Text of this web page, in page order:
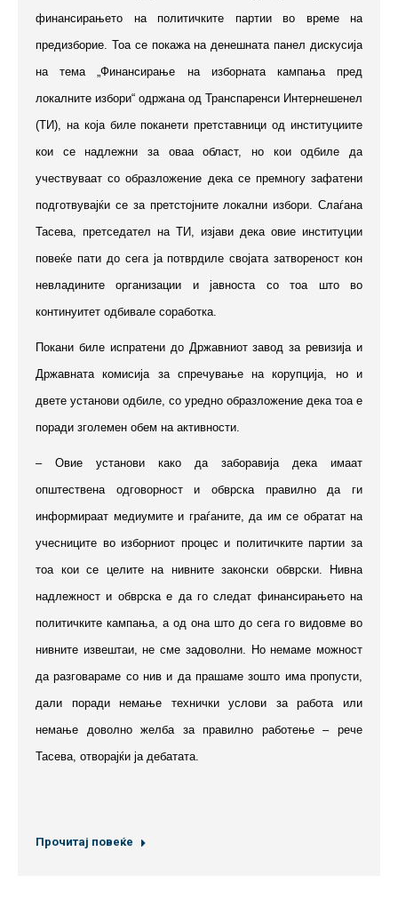
финансирањето на политичките партии во време на
предизборие. Тоа се покажа на денешната панел дискусија
на тема „Финансирање на изборната кампања пред
локалните избори“ одржана од Транспаренси Интернешенел
(ТИ), на која биле поканети претставници од институциите
кои се надлежни за оваа област, но кои одбиле да
учествуваат со образложение дека се премногу зафатени
подготвувајќи се за претстојните локални избори. Слаѓана
Тасева, претседател на ТИ, изјави дека овие институции
повеќе пати до сега ја потврдиле својата затвореност кон
невладините организации и јавноста со тоа што во
континуитет одбивале соработка.
Покани биле испратени до Државниот завод за ревизија и
Државната комисија за спречување на корупција, но и
двете установи одбиле, со уредно образложение дека тоа е
поради зголемен обем на активности.
– Овие установи како да заборавија дека имаат
општествена одговорност и обврска правилно да ги
информираат медиумите и граѓаните, да им се обратат на
учесниците во изборниот процес и политичките партии за
тоа кои се целите на нивните законски обврски. Нивна
надлежност и обврска е да го следат финансирањето на
политичките кампања, а од она што до сега го видовме во
нивните извештаи, не сме задоволни. Но немаме можност
да разговараме со нив и да прашаме зошто има пропусти,
дали поради немање технички услови за работа или
немање доволно желба за правилно работење – рече
Тасева, отворајќи ја дебатата.
Прочитај повеќе